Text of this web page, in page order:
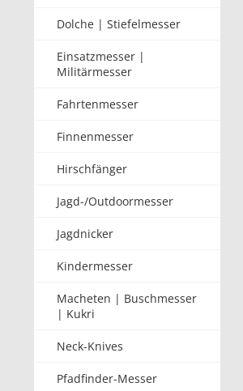
Dolche | Stiefelmesser
Einsatzmesser |
Militärmesser
Fahrtenmesser
Finnenmesser
Hirschfänger
Jagd-/Outdoormesser
Jagdnicker
Kindermesser
Macheten | Buschmesser
| Kukri
Neck-Knives
Pfadfinder-Messer